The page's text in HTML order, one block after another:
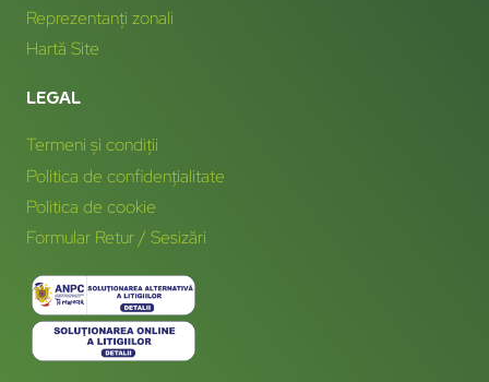
Reprezentanți zonali
Hartă Site
LEGAL
Termeni și condiții
Politica de confidențialitate
Politica de cookie
Formular Retur / Sesizări